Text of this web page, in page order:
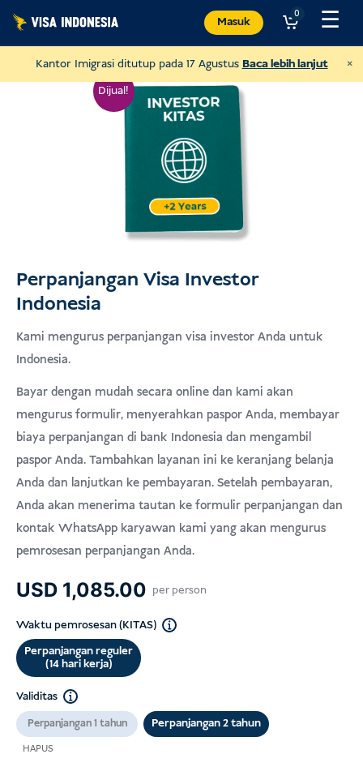
Lewati
Masuk
0 ☰
Kantor Imigrasi ditutup pada 17 Agustus Baca lebih lanjut ×
Dijual!
Perpanjangan Visa Investor
Indonesia
Kami mengurus perpanjangan visa investor Anda untuk
Indonesia.
Bayar dengan mudah secara online dan kami akan
mengurus formulir, menyerahkan paspor Anda, membayar
biaya perpanjangan di bank Indonesia dan mengambil
paspor Anda. Tambahkan layanan ini ke keranjang belanja
Anda dan lanjutkan ke pembayaran. Setelah pembayaran,
Anda akan menerima tautan ke formulir perpanjangan dan
kontak WhatsApp karyawan kami yang akan mengurus
pemrosesan perpanjangan Anda.
USD 1,085.00 per person
Waktu pemrosesan (KITAS)
Perpanjangan reguler
(14 hari kerja)
Validitas
Perpanjangan 1 tahun Perpanjangan 2 tahun
HAPUS
dan membantu semua jenis hewan